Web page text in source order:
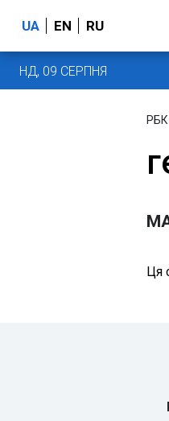
UA EN RU
НД, 09 СЕРПНЯ
Ця